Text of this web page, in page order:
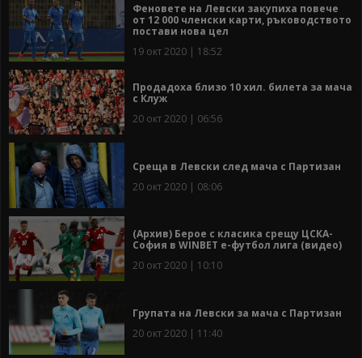
Феновете на Левски закупиха повече
от 12 000 членски карти, ръководството
постави нова цел
19 окт 2020 | 18:52
Продадоха близо 10 хил. билета за мача
с Клуж
20 окт 2020 | 06:56
Среща в Левски след мача с Партизан
20 окт 2020 | 08:06
(Архив) Берое с класика срещу ЦСКА-
София в WINBET е-футбол лига (видео)
20 окт 2020 | 10:10
Групата на Левски за мача с Партизан
20 окт 2020 | 11:40